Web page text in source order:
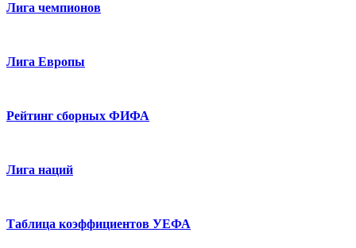
Лига чемпионов
Лига Европы
Рейтинг сборных ФИФА
Лига наций
Таблица коэффициентов УЕФА